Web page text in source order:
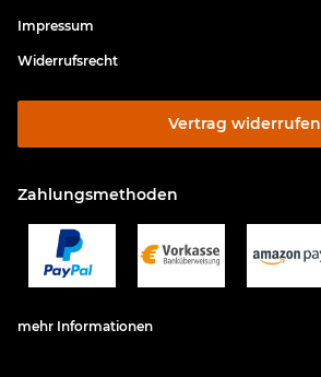
Impressum
Widerrufsrecht
Vertrag widerrufen
Zahlungsmethoden
mehr Informationen